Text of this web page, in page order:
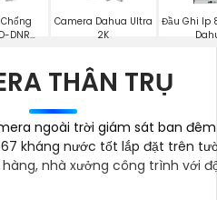
DNR
Camera Dahua Ultra
2K
Đầu Ghi Ip
THÂN TRỤ
ngoài trời giám sát ban
kháng nước tốt lắp đặt trên
nhà xưởng công trình với